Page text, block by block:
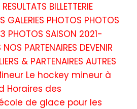
BILLETTERIE
GALERIES PHOTOS PHOTOS
PHOTOS SAISON 2021-
PARTENAIRES DEVENIR
& PARTENAIRES AUTRES
Le hockey mineur à
Horaires des
de glace pour les